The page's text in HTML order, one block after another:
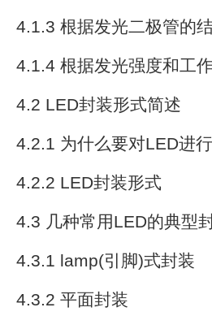
4.1.3 根据发光二极管的
4.1.4 根据发光强度和工
4.2 LED封装形式简述
4.2.1 为什么要对LED进
4.2.2 LED封装形式
4.3 几种常用LED的典型
4.3.1 lamp(引脚)式封装
4.3.2 平面封装